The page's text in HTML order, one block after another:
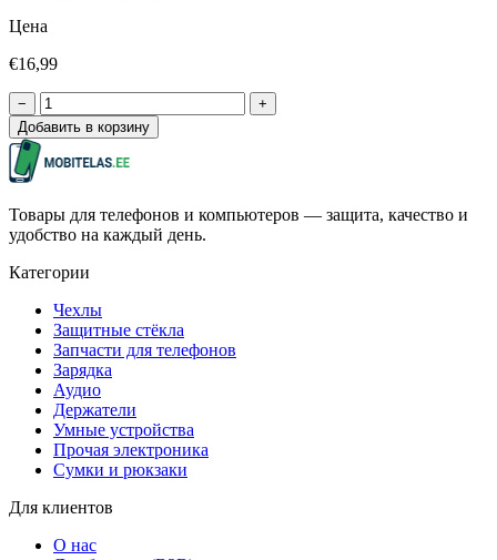
Цена
€16,99
−
+
Добавить в корзину
Товары для телефонов и компьютеров — защита, качество и
удобство на каждый день.
Категории
Чехлы
Защитные стёкла
Запчасти для телефонов
Зарядка
Аудио
Держатели
Умные устройства
Прочая электроника
Сумки и рюкзаки
Для клиентов
О нас